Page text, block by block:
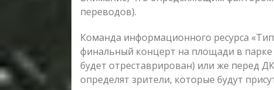
переводов).
Команда информационного ресурса
финальный концерт на площади в
будет отреставрирован) или же перед
определят зрители, которые будут